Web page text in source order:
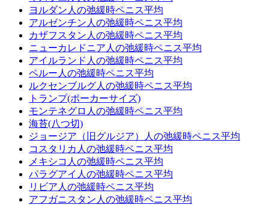
ヨルダン人の弛緩時ペニス平均
アルゼンチン人の弛緩時ペニス平均
カザフスタン人の弛緩時ペニス平均
ニューカレドニア人の弛緩時ペニス平均
アイルランド人の弛緩時ペニス平均
ペルー人の弛緩時ペニス平均
ルクセンブルグ人の弛緩時ペニス平均
トランプ(ポーカーサイズ)
モンテネグロ人の弛緩時ペニス平均
海苔(八つ切)
ジョージア（旧グルジア）人の弛緩時ペニス平均
コスタリカ人の弛緩時ペニス平均
メキシコ人の弛緩時ペニス平均
パラグアイ人の弛緩時ペニス平均
リビア人の弛緩時ペニス平均
アフガニスタン人の弛緩時ペニス平均